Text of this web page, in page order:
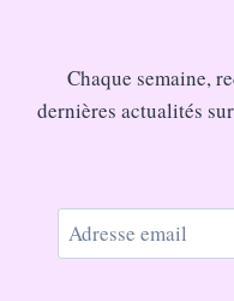
Chaque semaine,
dernières actualités